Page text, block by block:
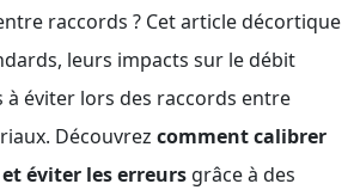
raccords ? Cet article décortique
leurs impacts sur le débit
à éviter lors des raccords entre
Découvrez comment calibrer
éviter les erreurs grâce à des